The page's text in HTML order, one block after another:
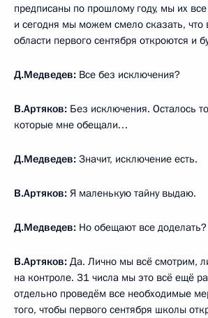
предписаны по прошлому году, мы их
и сегодня мы можем смело сказать,
области первого сентября откроются и
Д.Медведев: Все без исключения?
В.Артяков: Без исключения. Осталось
которые мне обещали…
Д.Медведев: Значит, исключение есть.
В.Артяков: Я маленькую тайну выдаю.
Д.Медведев: Но обещают все доделать?
В.Артяков: Да. Лично мы всё смотрим,
на контроле. 31 числа мы это всё ещё
отдельно проведём все необходимые
того, чтобы первого сентября школы